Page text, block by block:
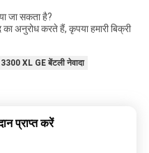
जा सकता है?
अनुरोध करते हैं, कृपया हमारी बिक्री
3300 XL GE बेंटली नेवादा
प्राप्त करें